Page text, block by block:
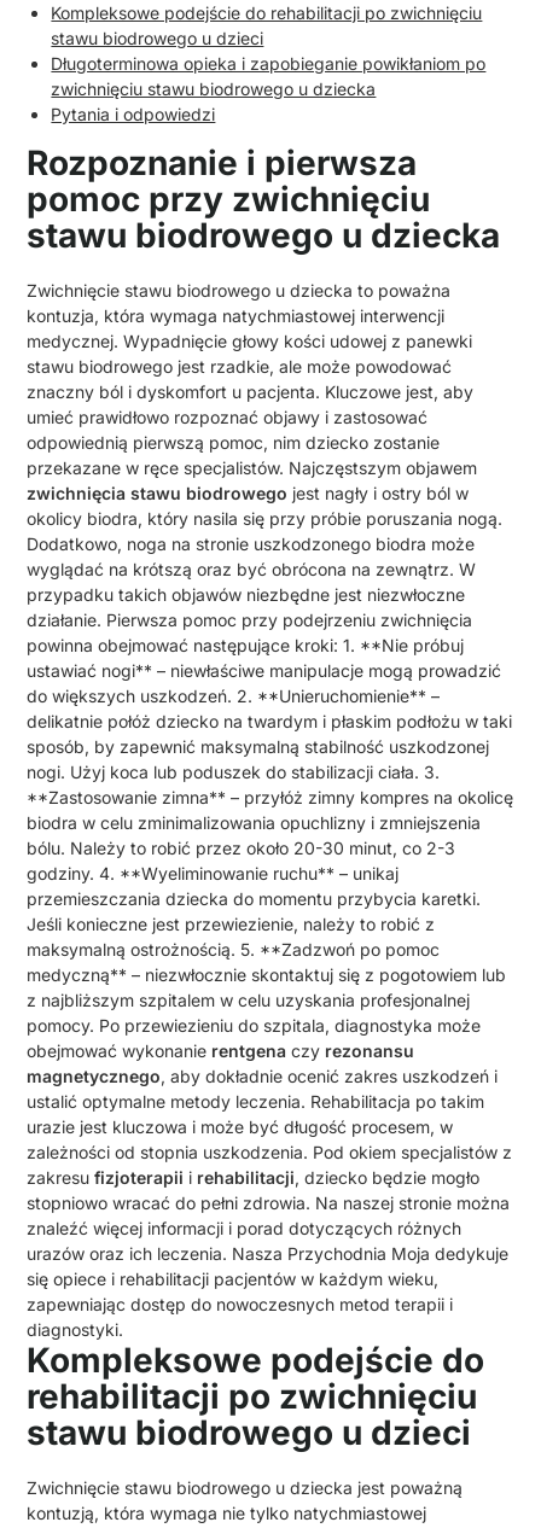
Kompleksowe podejście do rehabilitacji po zwichnięciu
stawu biodrowego u dzieci
Długoterminowa opieka i zapobieganie powikłaniom po
zwichnięciu stawu biodrowego u dziecka
Pytania i odpowiedzi
Rozpoznanie i pierwsza
pomoc przy zwichnięciu
stawu biodrowego u dziecka
Zwichnięcie stawu biodrowego u dziecka to poważna
kontuzja, która wymaga natychmiastowej interwencji
medycznej. Wypadnięcie głowy kości udowej z panewki
stawu biodrowego jest rzadkie, ale może powodować
znaczny ból i dyskomfort u pacjenta. Kluczowe jest, aby
umieć prawidłowo rozpoznać objawy i zastosować
odpowiednią pierwszą pomoc, nim dziecko zostanie
przekazane w ręce specjalistów. Najczęstszym objawem
zwichnięcia stawu biodrowego jest nagły i ostry ból w
okolicy biodra, który nasila się przy próbie poruszania nogą.
Dodatkowo, noga na stronie uszkodzonego biodra może
wyglądać na krótszą oraz być obrócona na zewnątrz. W
przypadku takich objawów niezbędne jest niezwłoczne
działanie. Pierwsza pomoc przy podejrzeniu zwichnięcia
powinna obejmować następujące kroki: 1. **Nie próbuj
ustawiać nogi** – niewłaściwe manipulacje mogą prowadzić
do większych uszkodzeń. 2. **Unieruchomienie** –
delikatnie połóż dziecko na twardym i płaskim podłożu w taki
sposób, by zapewnić maksymalną stabilność uszkodzonej
nogi. Użyj koca lub poduszek do stabilizacji ciała. 3.
**Zastosowanie zimna** – przyłóż zimny kompres na okolicę
biodra w celu zminimalizowania opuchlizny i zmniejszenia
bólu. Należy to robić przez około 20-30 minut, co 2-3
godziny. 4. **Wyeliminowanie ruchu** – unikaj
przemieszczania dziecka do momentu przybycia karetki.
Jeśli konieczne jest przewiezienie, należy to robić z
maksymalną ostrożnością. 5. **Zadzwoń po pomoc
medyczną** – niezwłocznie skontaktuj się z pogotowiem lub
z najbliższym szpitalem w celu uzyskania profesjonalnej
pomocy. Po przewiezieniu do szpitala, diagnostyka może
obejmować wykonanie rentgena czy rezonansu
magnetycznego, aby dokładnie ocenić zakres uszkodzeń i
ustalić optymalne metody leczenia. Rehabilitacja po takim
urazie jest kluczowa i może być długość procesem, w
zależności od stopnia uszkodzenia. Pod okiem specjalistów z
zakresufizjoterapii i rehabilitacji, dziecko będzie mogło
stopniowo wracać do pełni zdrowia. Na naszej stronie można
znaleźć więcej informacji i porad dotyczących różnych
urazów oraz ich leczenia. Nasza Przychodnia Moja dedykuje
się opiece i rehabilitacji pacjentów w każdym wieku,
zapewniając dostęp do nowoczesnych metod terapii i
diagnostyki.
Kompleksowe podejście do
rehabilitacji po zwichnięciu
stawu biodrowego u dzieci
Zwichnięcie stawu biodrowego u dziecka jest poważną
kontuzją, która wymaga nie tylko natychmiastowej